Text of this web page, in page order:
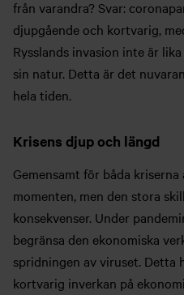
från varandra? Svar:
djupgående och kortvarig,
Rysslands invasion inte är
sin natur. Detta är det
hela tiden.
Krisens djup och längd
Gemensamt för båda
momenten, men den stora
konsekvenser. Under
begränsa den ekonomiska
spridningen av viruset. Detta
kortvarig inverkan på